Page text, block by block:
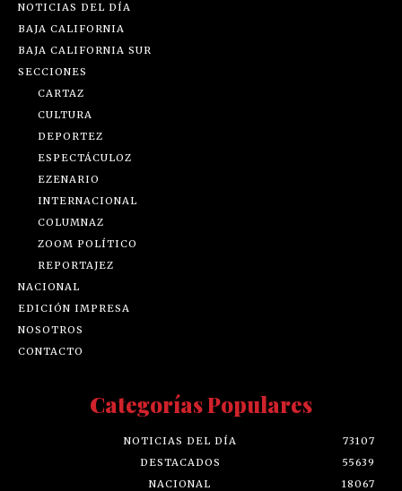
NOTICIAS DEL DÍA
BAJA CALIFORNIA
BAJA CALIFORNIA SUR
SECCIONES
CARTAZ
CULTURA
DEPORTEZ
ESPECTÁCULOZ
EZENARIO
INTERNACIONAL
COLUMNAZ
ZOOM POLÍTICO
REPORTAJEZ
NACIONAL
EDICIÓN IMPRESA
NOSOTROS
CONTACTO
Categorías Populares
NOTICIAS DEL DÍA
73107
DESTACADOS
55639
NACIONAL
18067